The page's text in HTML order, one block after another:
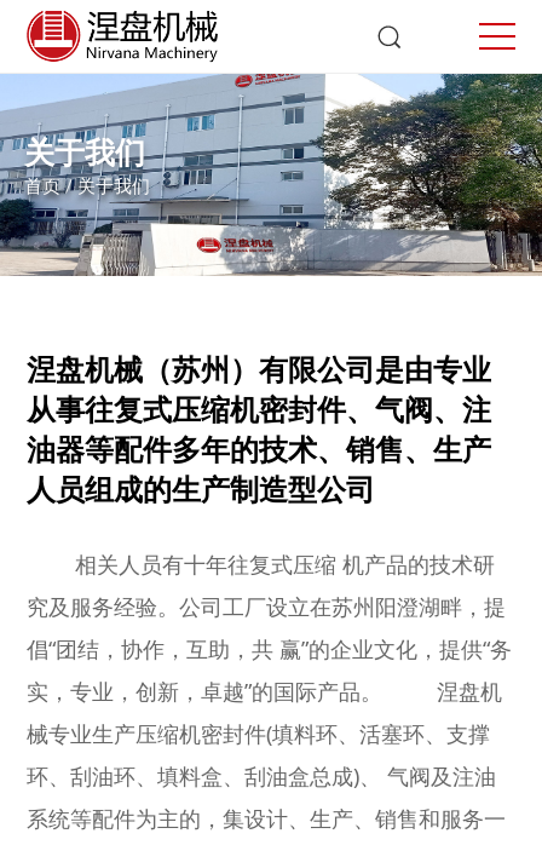
关于我们
首页 /关于我们
涅盘机械（苏州）有限公司是由专业
从事往复式压缩机密封件、气阀、注
油器等配件多年的技术、销售、生产
人员组成的生产制造型公司
相关人员有十年往复式压缩 机产品的技术研
究及服务经验。公司工厂设立在苏州阳澄湖畔，提
倡“团结，协作，互助，共 赢”的企业文化，提供“务
实，专业，创新，卓越”的国际产品。
涅盘机
械专业生产压缩机密封件(填料环、活塞环、支撑
环、刮油环、填料盒、刮油盒总成)、 气阀及注油
系统等配件为主的，集设计、生产、销售和服务一